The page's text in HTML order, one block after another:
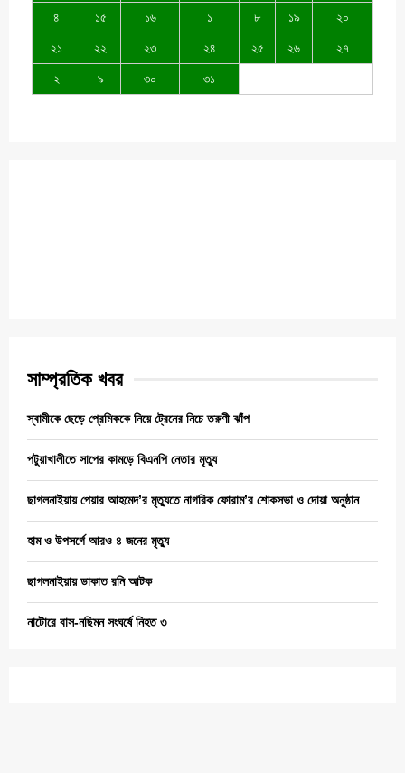
৪ ১৫ ১৬ ১ ৮ ১৯ ২০
২১ ২২ ২৩ ২৪ ২৫ ২৬ ২৭
২ ৯ ৩০ ৩১
সাম্প্রতিক খবর
স্বামীকে ছেড়ে প্রেমিককে নিয়ে ট্রেনের নিচে তরুণী ঝাঁপ
পটুয়াখালীতে সাপের কামড়ে বিএনপি নেতার মৃত্যু
ছাগলনাইয়ায় পেয়ার আহমেদ’র মৃত্যুতে নাগরিক ফোরাম’র শোকসভা ও দোয়া অনুষ্ঠান
হাম ও উপসর্গে আরও ৪ জনের মৃত্যু
ছাগলনাইয়ায় ডাকাত রনি আটক
নাটোরে বাস-নছিমন সংঘর্ষে নিহত ৩